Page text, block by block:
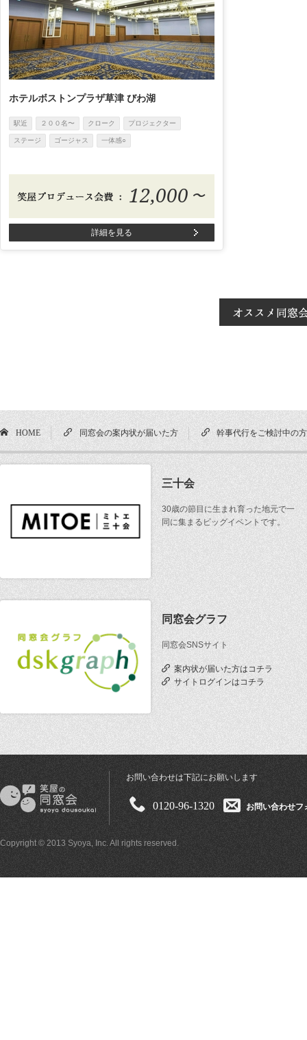
ホテルボストンプラザ草津 びわ湖
駅近 ２００名〜 クローク プロジェクター
ステージ ゴージャス 一体感○
12,000 〜
詳細を見る
HOME 同窓会の案内状が届いた方 幹事代行をご検討中の方
三十会
30歳の節目に生まれ育った地元で一
同に集まるビッグイベントです。
同窓会グラフ
同窓会SNSサイト
案内状が届いた方はコチラ
サイトログインはコチラ
お問い合わせは下記にお願いします
0120-96-1320 お問い合わせフ
Copyright © 2013 Syoya, Inc. All rights reserved.